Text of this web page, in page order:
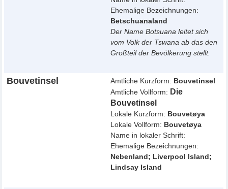
Ehemalige Bezeichnungen:
Betschuanaland
Der Name Botsuana leitet sich
vom Volk der Tswana ab das den
Großteil der Bevölkerung stellt.
Bouvetinsel Amtliche Kurzform: Bouvetinsel
Amtliche Vollform: Die
Bouvetinsel
Lokale Kurzform: Bouvetøya
Lokale Vollform: Bouvetøya
Name in lokaler Schrift:
Ehemalige Bezeichnungen:
Nebenland; Liverpool Island;
Lindsay Island